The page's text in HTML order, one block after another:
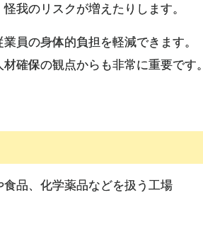
我のリスクが増えたりします。
員の身体的負担を軽減できます。
確保の観点からも非常に重要です。
品、化学薬品などを扱う工場